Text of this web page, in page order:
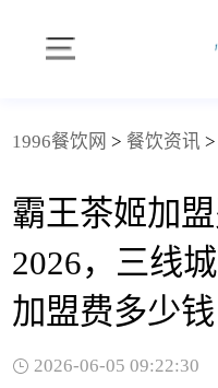
1996餐饮网 > 餐饮资讯 >
霸王茶姬加
2026，三线
加盟费多少钱
2026-06-05 09:22:30